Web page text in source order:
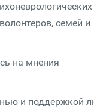
семей и
на мнения
и поддержкой